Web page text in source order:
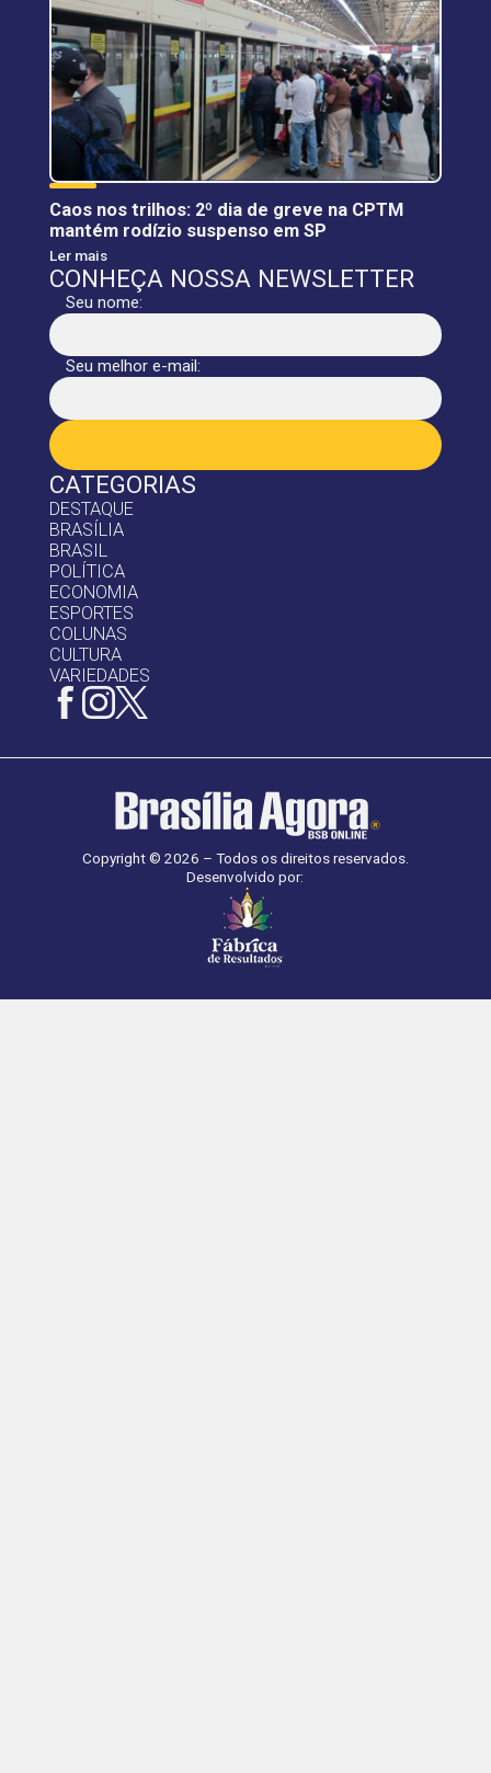
CATEGORIAS
DESTAQUE
BRASÍLIA
BRASIL
POLÍTICA
ECONOMIA
ESPORTES
COLUNAS
CULTURA
VARIEDADES
Caos nos trilhos: 2º dia de greve na CPTM
mantém rodízio suspenso em SP
Ler mais
CONHEÇA NOSSA NEWSLETTER
Seu nome:
Seu melhor e-mail:
Copyright © 2026 – Todos os direitos reservados.
Desenvolvido por: